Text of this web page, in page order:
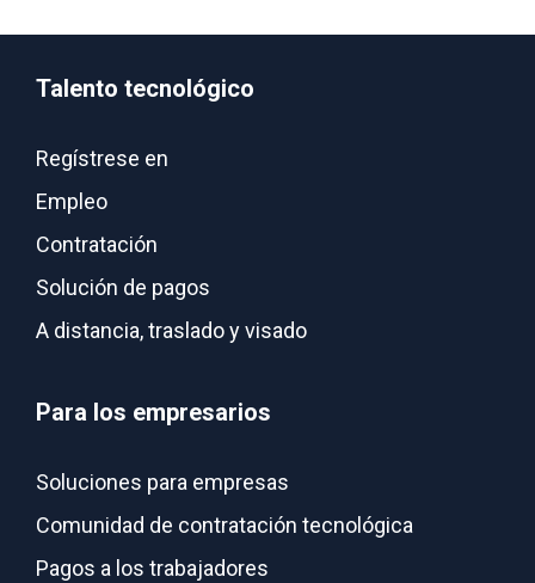
Talento tecnológico
Regístrese en
Empleo
Contratación
Solución de pagos
A distancia, traslado y visado
Para los empresarios
Soluciones para empresas
Comunidad de contratación tecnológica
Pagos a los trabajadores